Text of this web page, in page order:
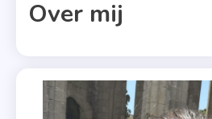
Over mij